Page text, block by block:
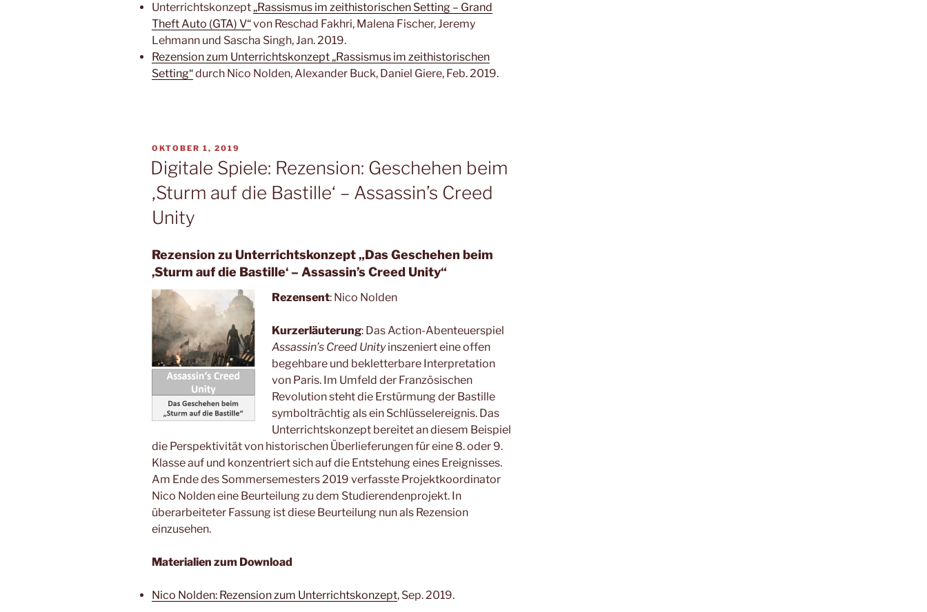
Unterrichtskonzept „Rassismus im zeithistorischen Setting – Grand
Theft Auto (GTA) V“von Reschad Fakhri, Malena Fischer, Jeremy
Lehmann und Sascha Singh, Jan. 2019.
Rezension zum Unterrichtskonzept „Rassismus im zeithistorischen
Setting“durch Nico Nolden, Alexander Buck, Daniel Giere, Feb. 2019.
VERÖFFENTLICHT
AM
OKTOBER 1, 2019
Digitale Spiele: Rezension: Geschehen beim
‚Sturm auf die Bastille‘ – Assassin’s Creed
Unity
Rezension zu Unterrichtskonzept „Das Geschehen beim
‚Sturm auf die Bastille‘ – Assassin’s Creed Unity“
Rezensent: Nico Nolden
Kurzerläuterung: Das Action-Abenteuerspiel
Assassin’s Creed Unityinszeniert eine offen
begehbare und bekletterbare Interpretation
von Paris. Im Umfeld der Französischen
Revolution steht die Erstürmung der Bastille
symbolträchtig als ein Schlüsselereignis. Das
Unterrichtskonzept bereitet an diesem Beispiel
die Perspektivität von historischen Überlieferungen für eine 8. oder 9.
Klasse auf und konzentriert sich auf die Entstehung eines Ereignisses.
Am Ende des Sommersemesters 2019 verfasste Projektkoordinator
Nico Nolden eine Beurteilung zu dem Studierendenprojekt. In
überarbeiteter Fassung ist diese Beurteilung nun als Rezension
einzusehen.
Materialien zum Download
Nico Nolden: Rezension zum Unterrichtskonzept, Sep. 2019.